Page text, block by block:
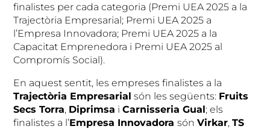
finalistes per cada categoria (Premi UEA 2025 a la
Trajectòria Empresarial; Premi UEA 2025 a
l’Empresa Innovadora; Premi UEA 2025 a la
Capacitat Emprenedora i Premi UEA 2025 al
Compromís Social).
En aquest sentit, les empreses finalistes a la
Trajectòria Empresarial són les següents: Fruits
Secs Torra, Diprimsa iCarnisseria Gual; els
finalistes a l’Empresa InnovadorasónVirkar,TS